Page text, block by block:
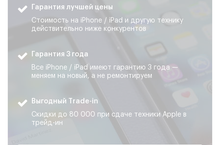
Гарантия лучшей цены
Стоимость на iPhone / iPad и другую технику
действительно ниже конкурентов
Гарантия 3 года
Все iPhone / iPad имеют гарантию 3 года —
меняем на новый, а не ремонтируем
Выгодный Trade-in
Скидки до 80 000 при сдаче техники Apple в
трейд-ин